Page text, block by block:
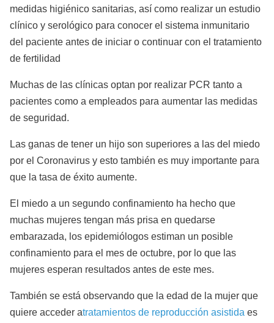
medidas higiénico sanitarias, así como realizar un estudio
clínico y serológico para conocer el sistema inmunitario
del paciente antes de iniciar o continuar con el tratamiento
de fertilidad
Muchas de las clínicas optan por realizar PCR tanto a
pacientes como a empleados para aumentar las medidas
de seguridad.
Las ganas de tener un hijo son superiores a las del miedo
por el Coronavirus y esto también es muy importante para
que la tasa de éxito aumente.
El miedo a un segundo confinamiento ha hecho que
muchas mujeres tengan más prisa en quedarse
embarazada, los epidemiólogos estiman un posible
confinamiento para el mes de octubre, por lo que las
mujeres esperan resultados antes de este mes.
También se está observando que la edad de la mujer que
quiere acceder atratamientos de reproducción asistida es